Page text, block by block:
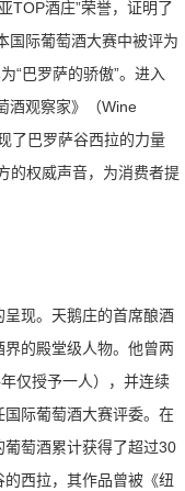
TOP酒庄”荣誉，证明了
国际葡萄酒大赛中被评为
“巴罗萨的骄傲”。进入
酒观察家》（Wine
了巴罗萨谷西拉的力量
的权威声音，为消费者提
现。天鹅庄的首席酿酒
界的殿堂级人物。他曾两
仅授予一人），并连续
际葡萄酒大赛评委。在
萄酒累计获得了超过30
西拉，其作品曾被《纽